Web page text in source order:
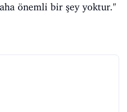
önemli bir şey yoktur."